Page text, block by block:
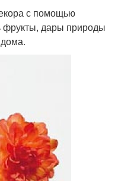
с помощью
дары природы